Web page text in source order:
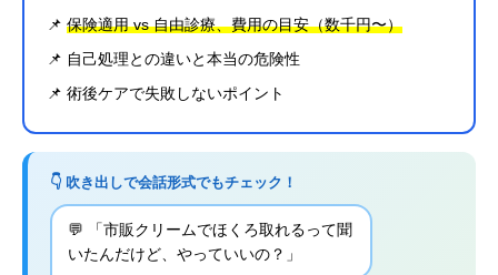
📌 保険適用 vs 自由診療、費用の目安（数千円〜）
📌 自己処理との違いと本当の危険性
📌 術後ケアで失敗しないポイント
👇 吹き出しで会話形式でもチェック！
💬 「市販クリームでほくろ取れるって聞
いたんだけど、やっていいの？」